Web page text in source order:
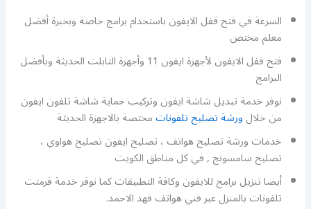
السرعة في فتح قفل الايفون باستخدام برامج خاصة وبخبرة أفضل
معلم مختص
فتح قفل الايفون لأجهزة ايفون 11 وأجهزة التابلت الحديثة وبأفضل
البرامج
نوفر خدمة تبديل شاشة ايفون وتركيب حماية شاشة تلفون ايفون
من خلالورشة تصليح تلفوناتمختصة بالاجهزة الحديثة
خدمات ورشة تصليح هواتف ، تصليح ايفون تصليح هواوي ،
تصليح سامسونج , في كل مناطق الكويت
أيضا تنزيل برامج للايفون وكافة التطبيقات كما نوفر خدمة فرمتت
تلفونات بالمنزل عبر فني هواتف فهد الاحمد.